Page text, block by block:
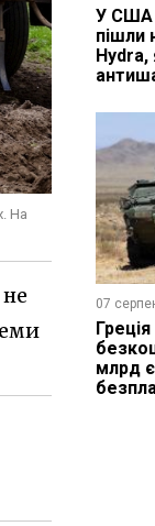
На
У США
пішли
Hydra,
07
млрд